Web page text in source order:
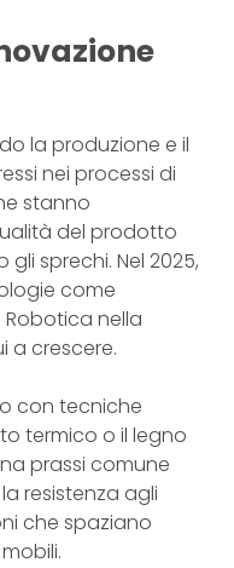
la produzione e il
nei processi di
stanno
del prodotto
sprechi. Nel 2025,
come
Robotica nella
a crescere.
con tecniche
termico o il legno
prassi comune
resistenza agli
che spaziano